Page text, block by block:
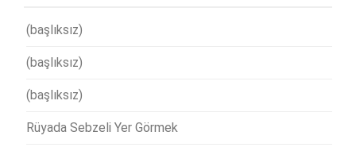
(başlıksız)
(başlıksız)
(başlıksız)
Rüyada Sebzeli Yer Görmek